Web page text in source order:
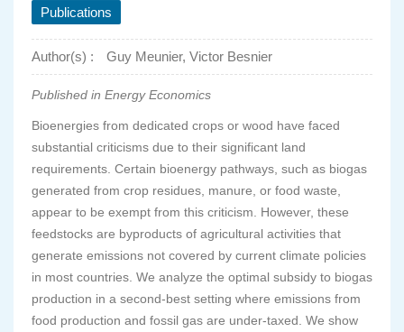
Publications
Author(s) : Guy Meunier, Victor Besnier
Published in Energy Economics
Bioenergies from dedicated crops or wood have faced
substantial criticisms due to their significant land
requirements. Certain bioenergy pathways, such as biogas
generated from crop residues, manure, or food waste,
appear to be exempt from this criticism. However, these
feedstocks are byproducts of agricultural activities that
generate emissions not covered by current climate policies
in most countries. We analyze the optimal subsidy to biogas
production in a second-best setting where emissions from
food production and fossil gas are under-taxed. We show